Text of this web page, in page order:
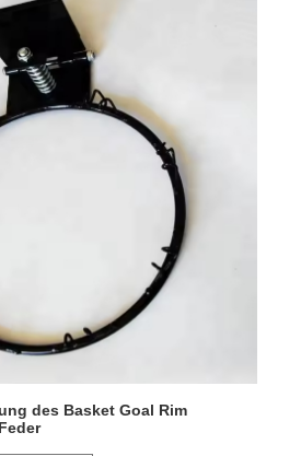
des Basket Goal Rim